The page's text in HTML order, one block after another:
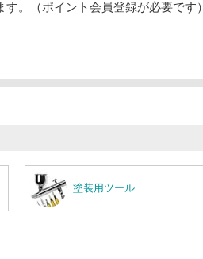
。（ポイント会員登録が必要です）
塗装用ツール